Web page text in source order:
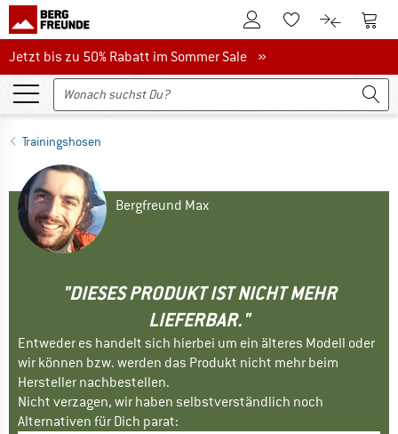
Zum KundenkontoZum Merkzettel.
Zum Zum
Jetzt bis zu 50% Rabatt im Sommer Sale
Jetzt bis zu 50% Rabatt im Sommer Sale »
Trainingshosen
Bergfreund Max
"DIESES PRODUKT IST NICHT MEHR
LIEFERBAR."
Entweder es handelt sich hierbei um ein älteres Modell oder
wir können bzw. werden das Produkt nicht mehr beim
Hersteller nachbestellen.
Nicht verzagen, wir haben selbstverständlich noch
Alternativen für Dich parat: